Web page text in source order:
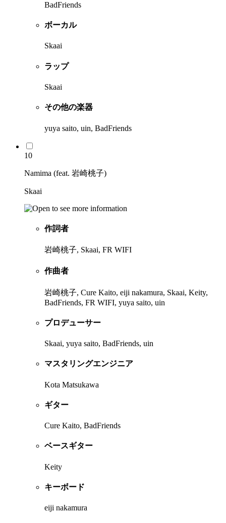
BadFriends
ボーカル
Skaai
ラップ
Skaai
その他の楽器
yuya saito, uin, BadFriends
10
Namima (feat. 岩崎桃子)
Skaai
作詞者
岩崎桃子, Skaai, FR WIFI
作曲者
岩崎桃子, Cure Kaito, eiji nakamura, Skaai, Keity,
BadFriends, FR WIFI, yuya saito, uin
プロデューサー
Skaai, yuya saito, BadFriends, uin
マスタリングエンジニア
Kota Matsukawa
ギター
Cure Kaito, BadFriends
ベースギター
Keity
キーボード
eiji nakamura